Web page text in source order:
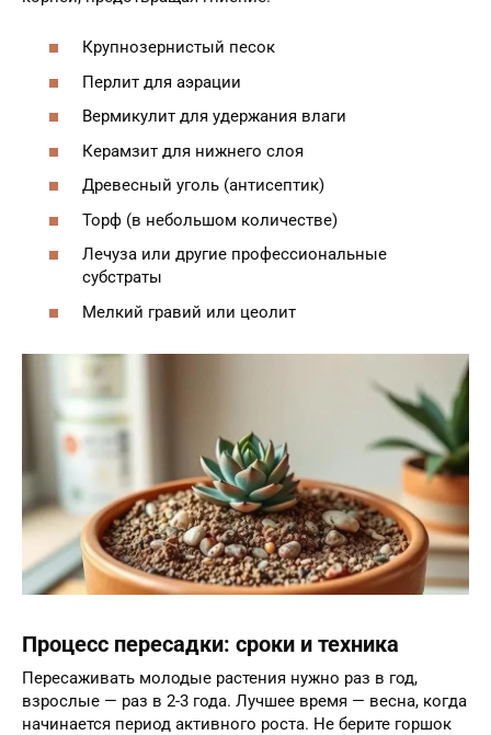
Крупнозернистый песок
Перлит для аэрации
Вермикулит для удержания влаги
Керамзит для нижнего слоя
Древесный уголь (антисептик)
Торф (в небольшом количестве)
Лечуза или другие профессиональные
субстраты
Мелкий гравий или цеолит
Процесс пересадки: сроки и техника
Пересаживать молодые растения нужно раз в год,
взрослые — раз в 2-3 года. Лучшее время — весна, когда
начинается период активного роста. Не берите горшок